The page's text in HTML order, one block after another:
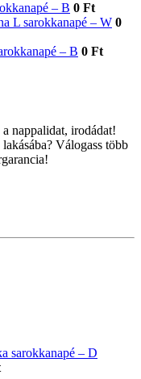
– B 0 Ft
L sarokkanapé – W 0
– B 0 Ft
nappalidat, irodádat!
Válogass több